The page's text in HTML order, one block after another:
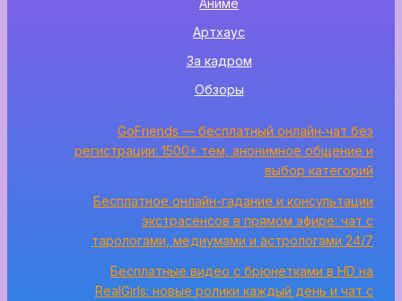
Артхаус
За кадром
Обзоры
GoFriends — бесплатный онлайн‑чат без
регистрации: 1500+ тем, анонимное общение и
выбор категорий
Бесплатное онлайн-гадание и консультации
экстрасенсов в прямом эфире: чат с
тарологами, медиумами и астрологами 24/7
Бесплатные видео с брюнетками в HD на
RealGirls: новые ролики каждый день и чат с